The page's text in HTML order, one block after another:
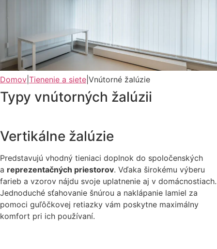
Domov Tienenie a siete Vnútorné žalúzie
Typy vnútorných žalúzii
Vertikálne žalúzie
Predstavujú vhodný tieniaci doplnok do spoločenských
a reprezentačných priestorov. Vďaka širokému výberu
farieb a vzorov nájdu svoje uplatnenie aj v domácnostiach.
Jednoduché sťahovanie šnúrou a naklápanie lamiel za
pomoci guľôčkovej retiazky vám poskytne maximálny
komfort pri ich používaní.